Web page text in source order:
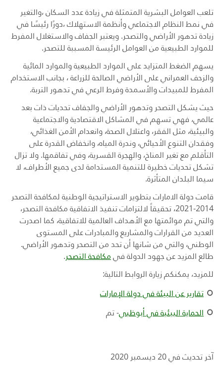
تلعب العوامل البشرية المتمثلة في زيادة عدد السكان ،والتغير
في نمط النظام الاجتماعي وأنظمة الاستهلاك ،دورًا رئيسًا في
زيادة تدهور الأراضي والتصحر. ويعتبر الجفاف والاستغلال المفرط
للموارد الطبيعية من العوامل الرئيسة المسببة للتصحر.
يسهم الضغط المتزايد على الموارد الطبيعية والموارد المائية
والزحف العمراني على الأراضي الصالحة للزراعة ، بجانب الاستخدام
المفرط للمبيدات والأسمدة وفرط الرعي في تدهور التربة.
حيث يشكل التصحر وتدهور الأراضي والجفاف تحديات ذات بعد
عالمي، فهي تسهم في المشاكل الاقتصادية والاجتماعية
والبيئية، مثل الفقر، واعتلال الصحة، وانعدام الأمن الغذائي،
وفقدان التنوع الأحيائي، وندرة المياه، وانخفاض القدرة على
التأقلم مع تغير المناخ، والهجرة القسرية، وفي تفاقمها. ولا تزال
تشكل تحديات خطيرة للتنمية المستدامة لدى جميع الأطراف، لا
سيما البلدان المتأثرة.
قامت دولة الامارات بتطوير الاستراتيجية الوطنية لمكافحة التصحر
2014-2021، تحقيقاً لالتزامات تنفيذ الاتفاقية مكافحة التصحر،
والتي تم موائمتها مع الأهداف العالمية للاتفاقية، كما اصدرت
العديد من القرارات والمشاريعوالمبادرات على المستوى
الوطني، والتي من شانها أن تحد من التصحر وتدهور الأراضي.
طالع المزيد عن جهود الدولة في مكافحة التصحر.
للمزيد، يمكنكم زيارة الروابط التالية:
تقارير عن البيئة في دولة الإمارات
الحماية البيئية في أبوظبي- تم
آخر تحديث في 20 ديسمبر 2020